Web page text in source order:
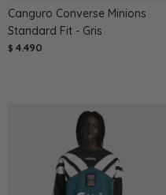
Canguro Converse Minions
Standard Fit - Gris
$ 4.490